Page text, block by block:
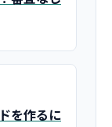
を作るに